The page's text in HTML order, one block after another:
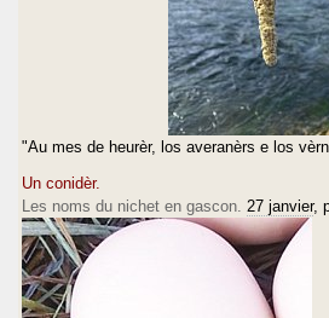
"Au mes de heurèr, los averanèrs e los
Un conidèr.
Les noms du nichet en gascon. 27 janvier,